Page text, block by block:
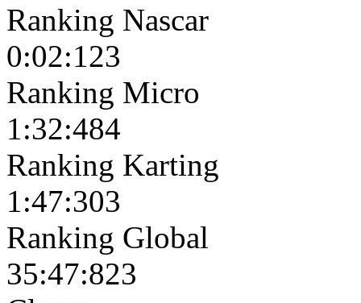
Ranking Nascar
0:02:123
Ranking Micro
1:32:484
Ranking Karting
1:47:303
Ranking Global
35:47:823